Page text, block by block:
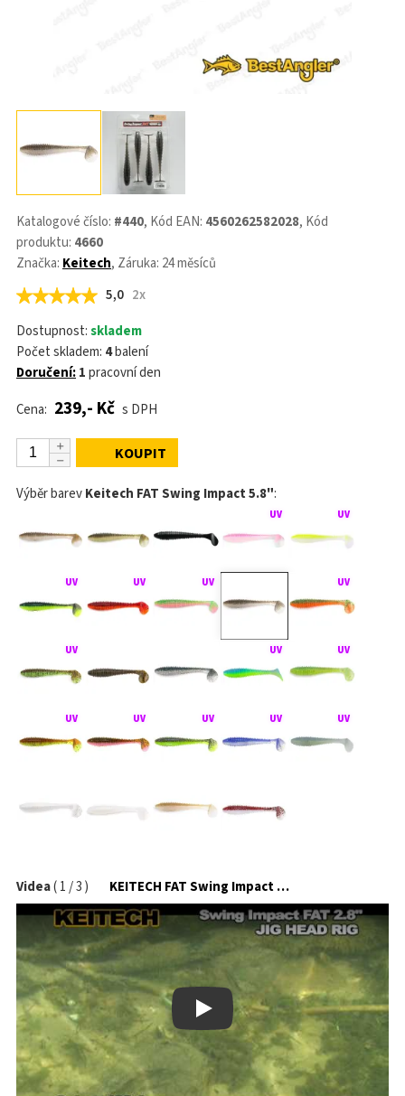
Videa(1/3) KEITECH FAT Swing Impact na jigové hlavičce
Play
Katalogové číslo: #440, Kód EAN: 4560262582028, Kód
produktu: 4660
Značka: Keitech, Záruka: 24 měsíců
5,0 2x
Dostupnost:skladem
Počet skladem: 4balení
Doručení:1pracovní den
Cena: 239,- Kč s DPH
KOUPIT
Výběr barevKeitech FAT Swing Impact 5.8":